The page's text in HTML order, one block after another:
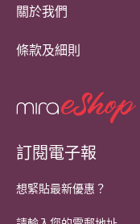
關於我們
條款及細則
訂閱電子報
想緊貼最新優惠？